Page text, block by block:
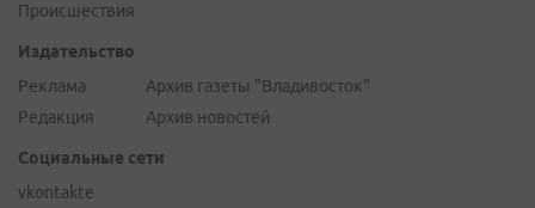
Происшествия
Издательство
Реклама
Редакция
Архив газеты "Владивосток"
Архив новостей
Социальные сети
vkontakte